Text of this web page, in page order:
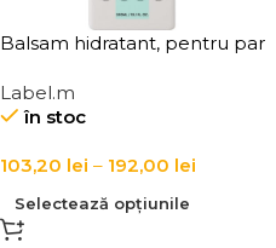
Balsam hidratant, pentru par
de Manuka si ovaz, Label.m
Honey & Oat Moisturising
Label.m
în stoc
103,20 lei – 192,00 lei
Selectează opțiunile